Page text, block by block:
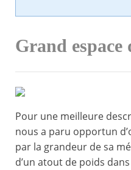
Grand espace
Pour une meilleure
nous a paru opportun
par la grandeur de sa
d’un atout de poids